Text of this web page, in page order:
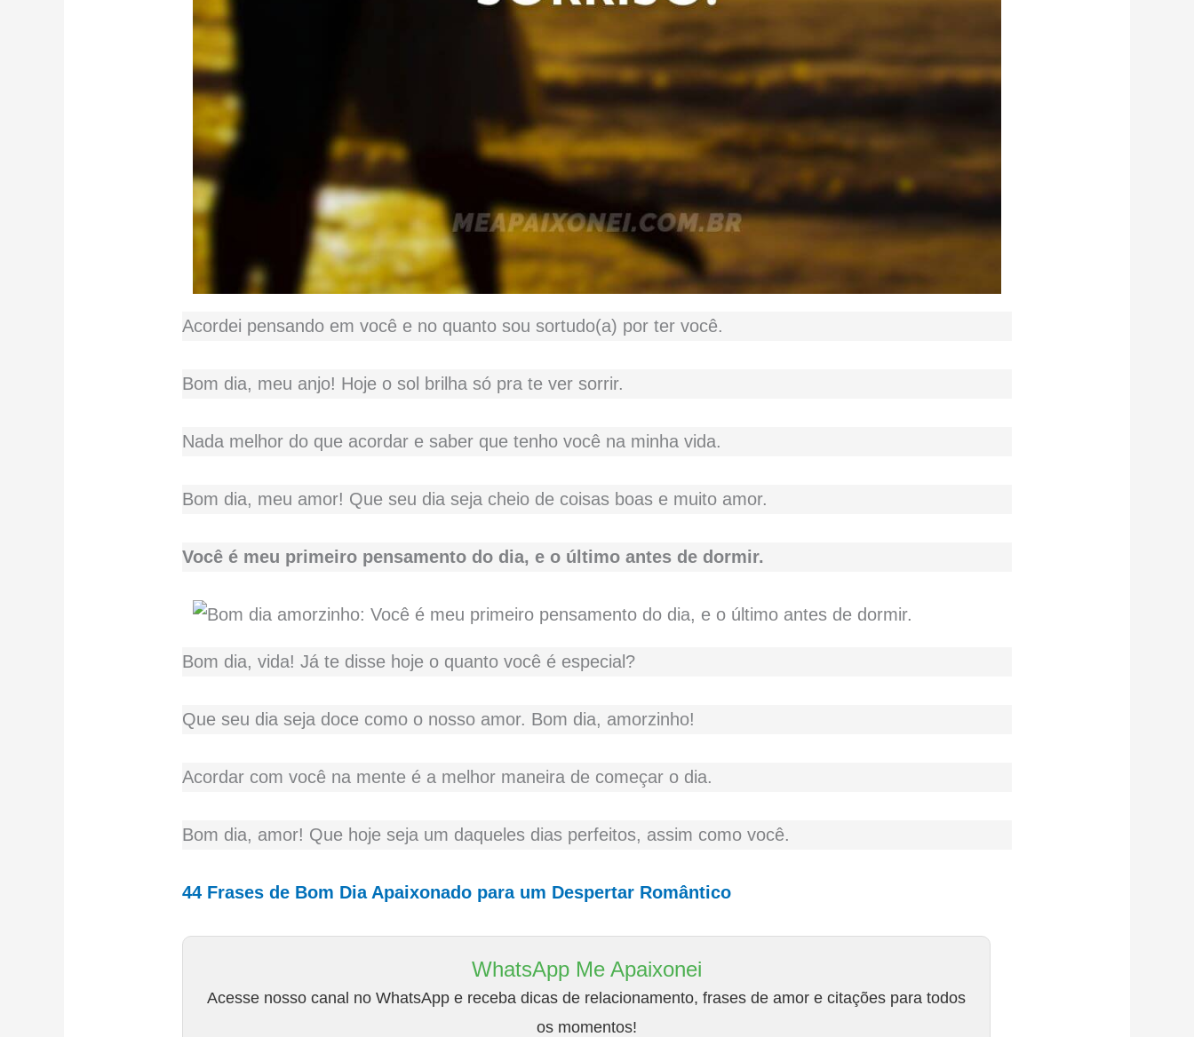
Acordei pensando em você e no quanto sou sortudo(a) por ter você.
Bom dia, meu anjo! Hoje o sol brilha só pra te ver sorrir.
Nada melhor do que acordar e saber que tenho você na minha vida.
Bom dia, meu amor! Que seu dia seja cheio de coisas boas e muito amor.
Você é meu primeiro pensamento do dia, e o último antes de dormir.
Bom dia, vida! Já te disse hoje o quanto você é especial?
Que seu dia seja doce como o nosso amor. Bom dia, amorzinho!
Acordar com você na mente é a melhor maneira de começar o dia.
Bom dia, amor! Que hoje seja um daqueles dias perfeitos, assim como você.
44 Frases de Bom Dia Apaixonado para um Despertar Romântico
WhatsApp Me Apaixonei
Acesse nosso canal no WhatsApp e receba dicas de relacionamento, frases de amor e citações para todos
os momentos!